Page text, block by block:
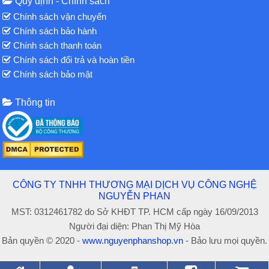
Chính sách vận chuyển
Chính sách bảo hành
Chính sách thanh toán
Chính sách đổi trả và hoàn tiền
Chính sách bảo mật
Thông tin
CÔNG TY TNHH THƯƠNG MẠI DỊCH VỤ CÔNG NGHỆ
NGUYỄN PHAN
MST: 0312461782 do Sở KHĐT TP. HCM cấp ngày 16/09/2013
Người đại diện: Phan Thị Mỹ Hòa
Bản quyền © 2020 - www.nguyenphanshop.vn - Bảo lưu mọi quyền.